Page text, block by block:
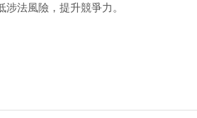
法風險，提升競爭力。